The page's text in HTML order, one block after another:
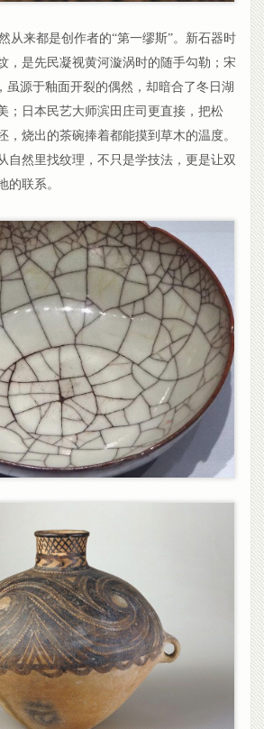
从来都是创作者的“第一缪斯”。新石器时
，是先民凝视黄河漩涡时的随手勾勒；宋
虽源于釉面开裂的偶然，却暗合了冬日湖
；日本民艺大师滨田庄司更直接，把松
，烧出的茶碗捧着都能摸到草木的温度。
自然里找纹理，不只是学技法，更是让双
的联系。